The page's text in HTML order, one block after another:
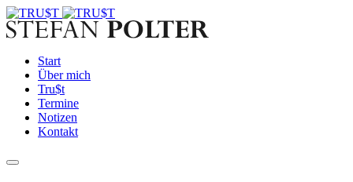
Start
Über mich
Tru$t
Termine
Notizen
Kontakt